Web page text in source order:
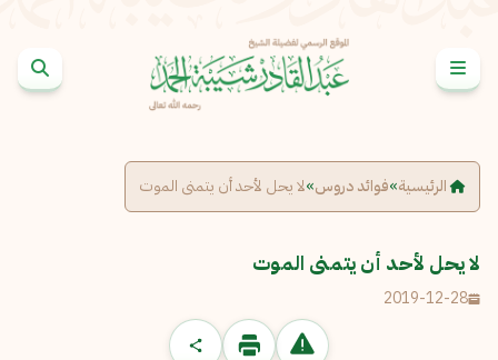
الرئيسية»فوائد دروس»لا يحل لأحد أن يتمنى الموت
لا يحل لأحد أن يتمنى الموت
2019-12-28
الإبلاغ عن مشكلة
الرسالة